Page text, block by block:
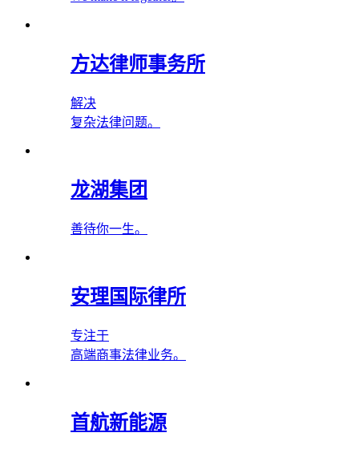
方达律师事务所
解决
复杂法律问题。
龙湖集团
善待你一生。
安理国际律所
专注于
高端商事法律业务。
首航新能源